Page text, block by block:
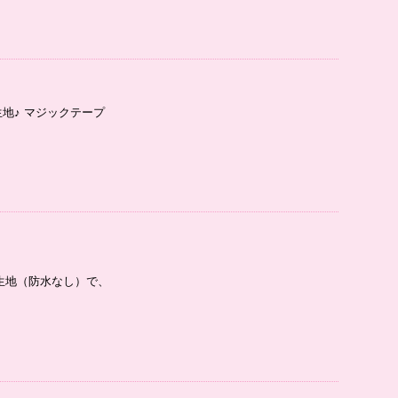
♪ マジックテープ
（防水なし）で、